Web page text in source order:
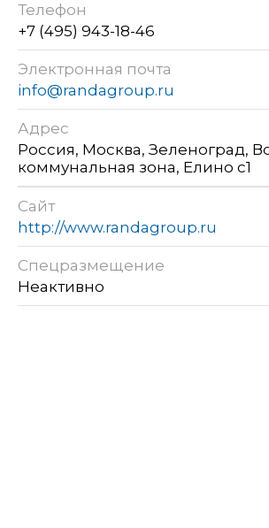
Телефон
+7 (495) 943-18-46
Электронная почта
info@randagroup.ru
Адрес
Россия, Москва, Зеленоград,
коммунальная зона, Елино с1
Сайт
http://www.randagroup.ru
Спецразмещение
Неактивно